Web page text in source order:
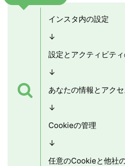
インスタ内の設定
↓
設定とアクティビテ
↓
あなたの情報とアク
↓
Cookieの管理
↓
任意のCookieと他社